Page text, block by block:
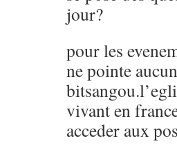
jour?
pour les
ne pointe
vivant en
acceder aux